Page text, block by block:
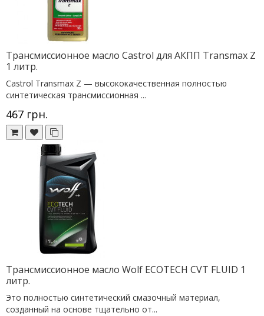
Трансмиссионное масло Castrol для АКПП Transmax Z
1 литр.
Castrol Transmax Z — высококачественная полностью
синтетическая трансмиссионная ...
467 грн.
Трансмиссионное масло Wolf ECOTECH CVT FLUID 1
литр.
Это полностью синтетический смазочный материал,
созданный на основе тщательно от...